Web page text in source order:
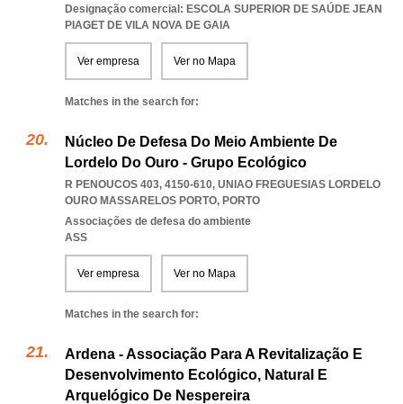
Designação comercial: ESCOLA SUPERIOR DE SAÚDE JEAN
PIAGET DE VILA NOVA DE GAIA
Ver empresa Ver no Mapa
Matches in the search for:
Núcleo De Defesa Do Meio Ambiente De
Lordelo Do Ouro - Grupo Ecológico
R PENOUCOS 403, 4150-610, UNIAO FREGUESIAS LORDELO
OURO MASSARELOS PORTO, PORTO
Associações de defesa do ambiente
ASS
Ver empresa Ver no Mapa
Matches in the search for:
Ardena - Associação Para A Revitalização E
Desenvolvimento Ecológico, Natural E
Arquelógico De Nespereira